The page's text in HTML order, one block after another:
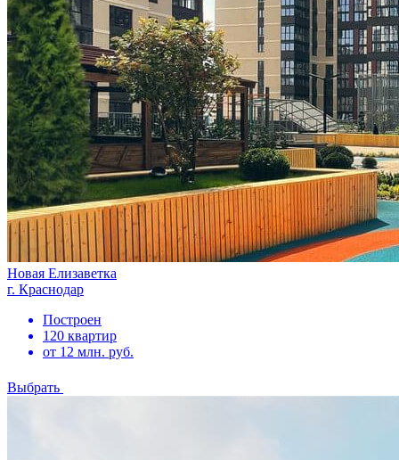
Новая Елизаветка
г. Краснодар
Построен
120 квартир
от 12 млн. руб.
Выбрать